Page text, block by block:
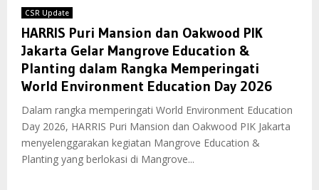
CSR Update
HARRIS Puri Mansion dan Oakwood PIK
Jakarta Gelar Mangrove Education &
Planting dalam Rangka Memperingati
World Environment Education Day 2026
Dalam rangka memperingati World Environment Education
Day 2026, HARRIS Puri Mansion dan Oakwood PIK Jakarta
menyelenggarakan kegiatan Mangrove Education &
Planting yang berlokasi di Mangrove...